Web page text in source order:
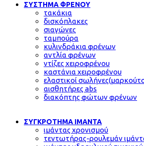
ΣΥΣΤΗΜΑ ΦΡΕΝΟΥ
τακάκια
δισκόπλακες
σιαγώνες
ταμπούρα
κυλινδράκια φρένων
αντλία φρένων
ντίζες χειροφρένου
καστάνια χειροφρένου
ελαστικοί
αισθητήρες abs
διακόπτης φώτων φρένων
ΣΥΓΚΡΟΤΗΜΑ ΙΜΑΝΤΑ
ιμάντας χρονισμού
τεντωτήρας-ρουλεμάν